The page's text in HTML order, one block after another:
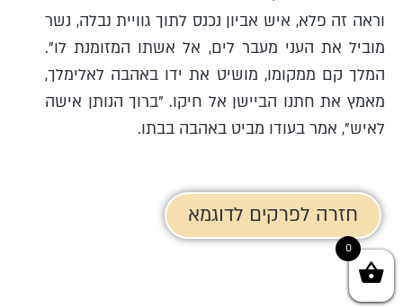
וראה זה פלא, איש אביון נכנס לתוך גוויית נבלה, נשר
מוביל את העני מעבר לים, אל אשתו המזומנת לו".
המלך קם ממקומו, מושיט את ידו באהבה לאלימלך,
מאמץ את חתנו הביישן אל חיקו. "ברוך הנותן אישה
לאיש", אמר בעודו מביט באהבה בבתו.
חזרה לפרקים לדוגמא
0